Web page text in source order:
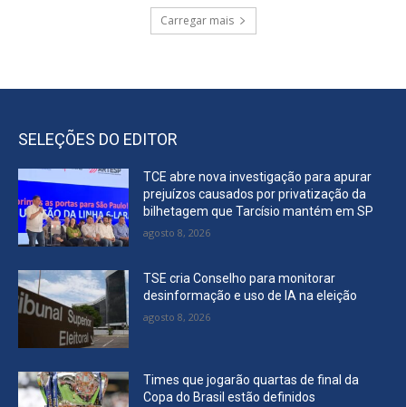
Carregar mais
SELEÇÕES DO EDITOR
TCE abre nova investigação para apurar
prejuízos causados por privatização da
bilhetagem que Tarcísio mantém em SP
agosto 8, 2026
TSE cria Conselho para monitorar
desinformação e uso de IA na eleição
agosto 8, 2026
Times que jogarão quartas de final da
Copa do Brasil estão definidos